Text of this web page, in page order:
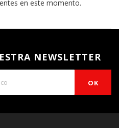
en este momento.
NEWSLETTER